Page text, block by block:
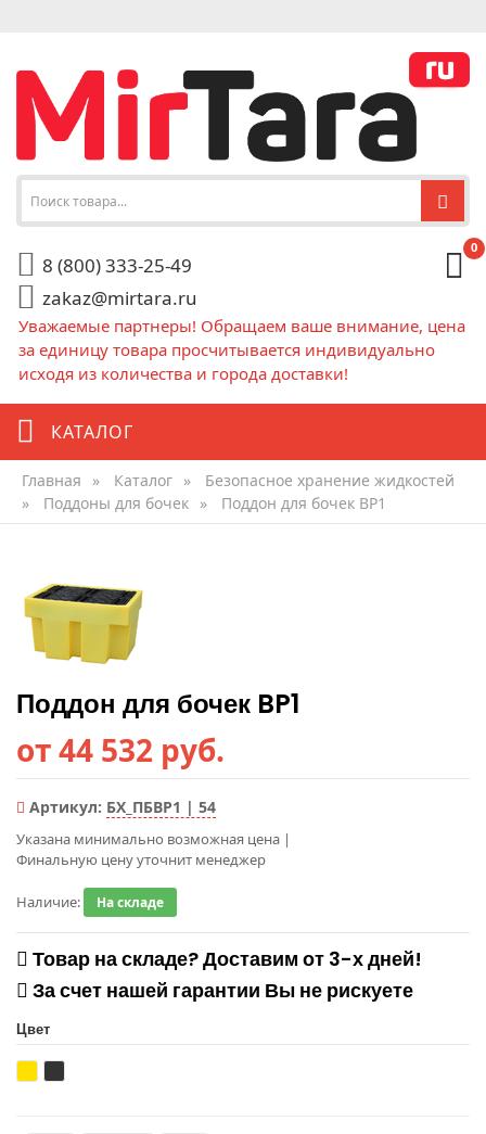
8 (800) 333-25-49
zakaz@mirtara.ru
0
Уважаемые партнеры! Обращаем ваше внимание, цена
за единицу товара просчитывается индивидуально
исходя из количества и города доставки!
КАТАЛОГ
Главная » Каталог »
Безопасное хранение жидкостей
»
Поддоны для бочек » Поддон для бочек BP1
Поддон для бочек BP1
от 44 532 руб.
Артикул: БХ_ПБBP1 | 54
Указана минимально возможная цена |
Финальную цену уточнит менеджер
Наличие: На складе
Товар на складе? Доставим от 3-х дней!
За счет нашей гарантии Вы не рискуете
Цвет